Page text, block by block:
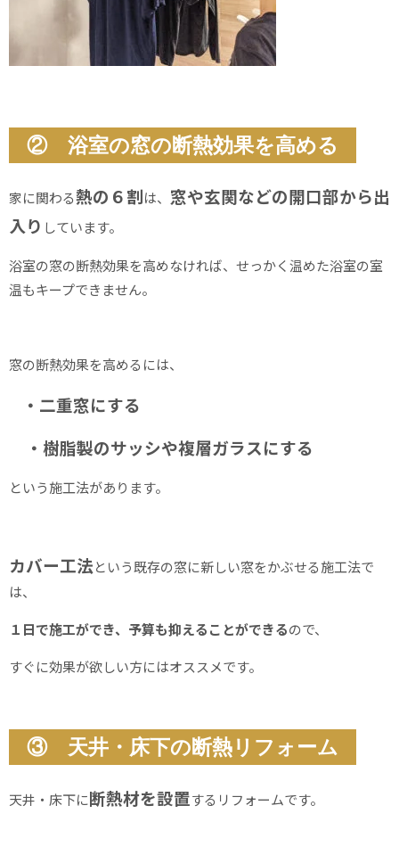
② 浴室の窓の断熱効果を高める
家に関わる熱の６割は、 窓や玄関などの開口部から出
入り しています。
浴室の窓の断熱効果を高めなければ、せっかく温めた浴室の室
温もキープできません。
窓の断熱効果を高めるには、
・二重窓にする
・樹脂製のサッシや複層ガラスにする
という施工法があります。
カバー工法という既存の窓に新しい窓をかぶせる施工法で
は、
１日で施工ができ、予算も抑えることができるので、
すぐに効果が欲しい方にはオススメです。
③ 天井・床下の断熱リフォーム
天井・床下に断熱材を設置するリフォームです。